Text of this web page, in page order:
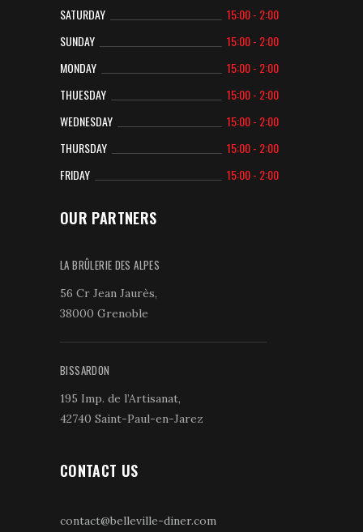
SATURDAY
15:00 - 2:00
SUNDAY
15:00 - 2:00
MONDAY
15:00 - 2:00
THUESDAY
15:00 - 2:00
WEDNESDAY
15:00 - 2:00
THURSDAY
15:00 - 2:00
FRIDAY
15:00 - 2:00
OUR PARTNERS
LA BRÛLERIE DES ALPES
56 Cr Jean Jaurès,
38000 Grenoble
BISSARDON
195 Imp. de l’Artisanat,
42740 Saint-Paul-en-Jarez
CONTACT US
contact@belleville-diner.com